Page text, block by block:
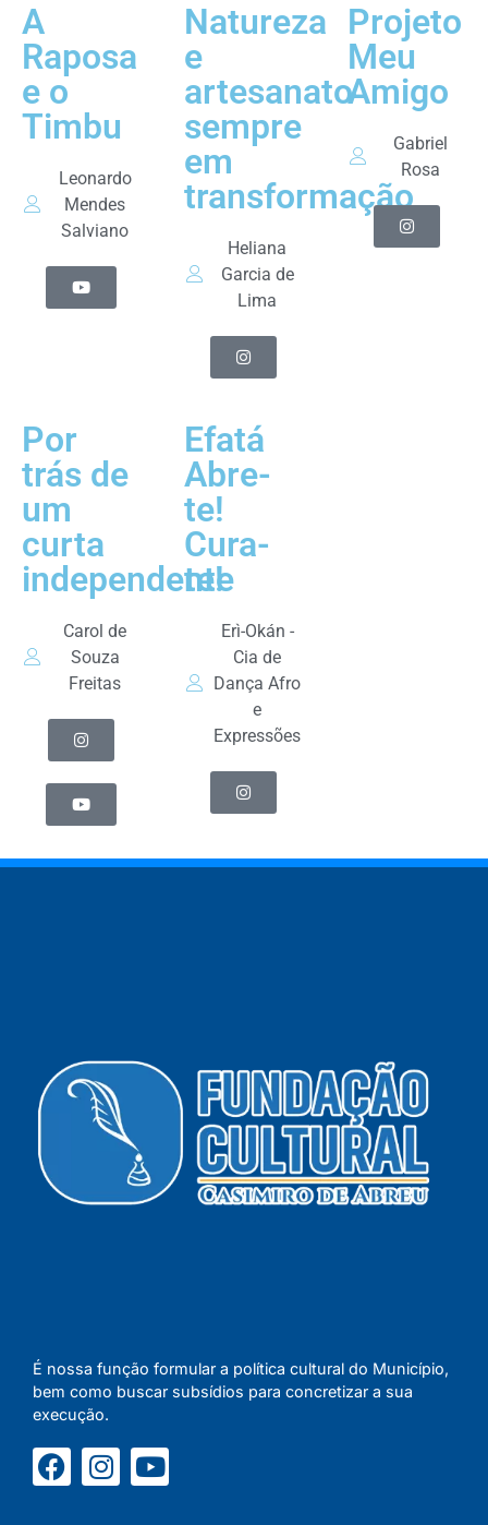
A
Raposa
e o
Timbu
Leonardo
Mendes
Salviano
Natureza
e
artesanato
sempre
em
transformação
Heliana
Garcia de
Lima
Projeto
Meu
Amigo
Gabriel
Rosa
Por
trás de
um
curta
independente
Carol de
Souza
Freitas
Efatá
Abre-
te!
Cura-
te!
Erì-Okán -
Cia de
Dança Afro
e
Expressões
É nossa função formular a política cultural do Município,
bem como buscar subsídios para concretizar a sua
execução.